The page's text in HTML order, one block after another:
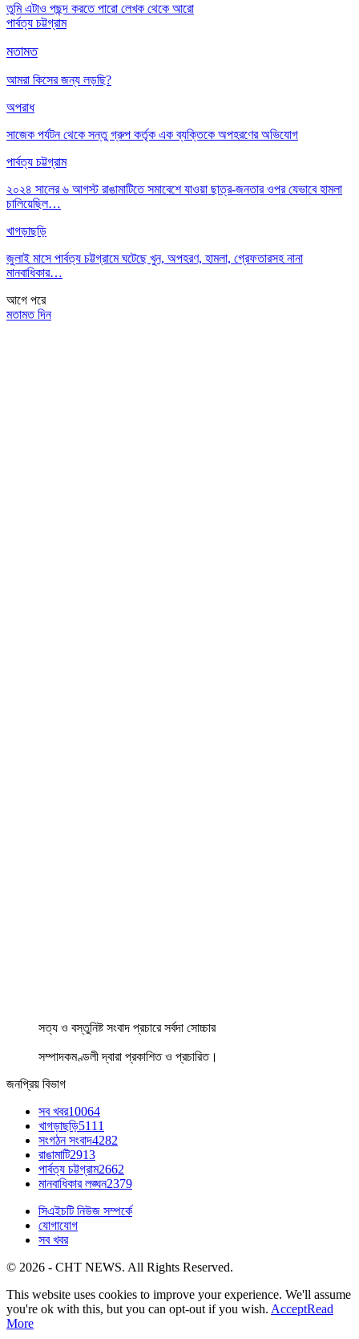
তুমি এটাও পছন্দ করতে পারো লেখক থেকে আরো
পার্বত্য চট্টগ্রাম
মতামত
আমরা কিসের জন্য লড়ছি?
অপরাধ
সাজেক পর্যটন থেকে সন্তু গ্রুপ কর্তৃক এক ব্যক্তিকে অপহরণের অভিযোগ
পার্বত্য চট্টগ্রাম
২০২৪ সালের ৬ আগস্ট রাঙামাটিতে সমাবেশে যাওয়া ছাত্র-জনতার ওপর যেভাবে হামলা
চালিয়েছিল…
খাগড়াছড়ি
জুলাই মাসে পার্বত্য চট্টগ্রামে ঘটেছে খুন, অপহরণ, হামলা, গ্রেফতারসহ নানা
মানবাধিকার…
আগে পরে
মতামত দিন
সত্য ও বস্তুনিষ্ট সংবাদ প্রচারে সর্বদা সোচ্চার
সম্পাদকমণ্ডলী দ্বারা প্রকাশিত ও প্রচারিত।
জনপ্রিয় বিভাগ
সব খবর10064
খাগড়াছড়ি5111
সংগঠন সংবাদ4282
রাঙামাটি2913
পার্বত্য চট্টগ্রাম2662
মানবাধিকার লঙ্ঘন2379
সিএইচটি নিউজ সম্পর্কে
যোগাযোগ
সব খবর
© 2026 - CHT NEWS. All Rights Reserved.
This website uses cookies to improve your experience. We'll assume
you're ok with this, but you can opt-out if you wish. AcceptRead
More